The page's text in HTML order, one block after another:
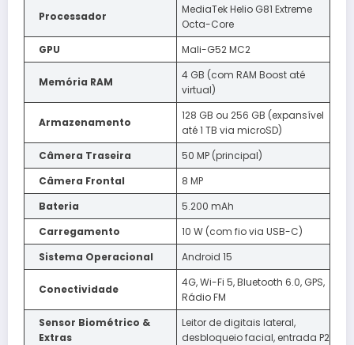
Processador
MediaTek Helio G81 Extreme
Octa-Core
GPU
Mali-G52 MC2
Memória RAM
4 GB (com RAM Boost até
virtual)
Armazenamento
128 GB ou 256 GB (expansível
até 1 TB via microSD)
Câmera Traseira
50 MP (principal)
Câmera Frontal
8 MP
Bateria
5.200 mAh
Carregamento
10 W (com fio via USB-C)
Sistema Operacional
Android 15
Conectividade
4G, Wi-Fi 5, Bluetooth 6.0, GPS,
Rádio FM
Sensor Biométrico &
Extras
Leitor de digitais lateral,
desbloqueio facial, entrada P2